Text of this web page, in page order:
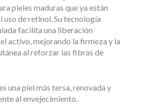
pieles maduras que ya están
uso de retinol. Su tecnología
facilita una liberación
activo, mejorando la firmeza y la
al reforzar las fibras de
una piel más tersa, renovada y
al envejecimiento.